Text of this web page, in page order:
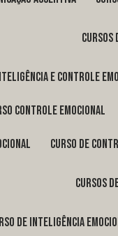
e controle
controle emocional
curso de
cursos
de inteligência